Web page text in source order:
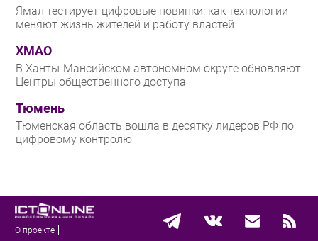
Ямал тестирует цифровые новинки: как технологии
меняют жизнь жителей и работу властей
ХМАО
В Ханты-Мансийском автономном округе обновляют
Центры общественного доступа
Тюмень
Тюменская область вошла в десятку лидеров РФ по
цифровому контролю
О проекте